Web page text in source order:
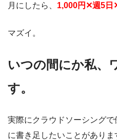
月にしたら、 1,000円✕週5日
マズイ。
いつの間にか私、
す。
実際にクラウドソーシング
に書き足したいことがありま